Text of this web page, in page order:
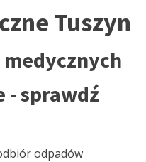
Tuszyn
- sprawdź
odpadów